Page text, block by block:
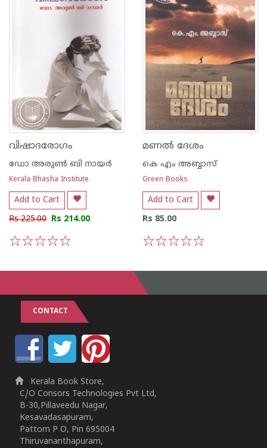
വിഷാദരോഗം
ഡോ അരുണ്‍ ബി നായര്‍
Kerala Bhasha Institute
Add to Cart
Rs 225.00 Rs 214.00
മണൽ ദേശം
കെ എം അബ്ബാസ്
Green Books
Add to Cart
Rs 85.00
CONTACT
Kerala Book Store,
C/O Consors Technologies Pvt Ltd,
B-30,Pillaveedu Nagar,
Kesavadasapuram,
Pattom P O, Pin 695004
Thiruvananthapuram,